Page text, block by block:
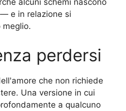
alcuni schemi nascono
e in relazione si
meglio.
perdersi
che non richiede
Una versione in cui
a qualcuno